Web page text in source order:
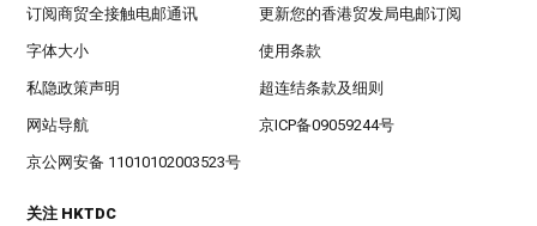
订阅商贸全接触电邮通讯 更新您的香港贸发局电邮订阅
字体大小 使用条款
私隐政策声明 超连结条款及细则
网站导航 京ICP备09059244号
京公网安备 11010102003523号
关注 HKTDC